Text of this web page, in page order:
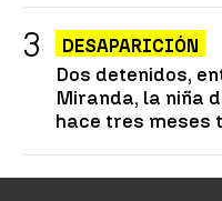
DESAPARICIÓN
Dos detenidos,
Miranda, la niña
hace tres meses